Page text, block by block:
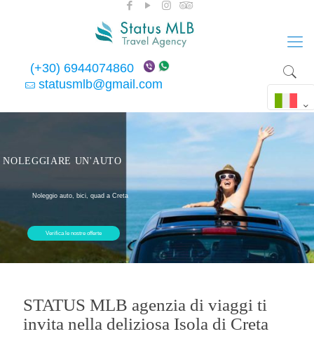
(+30) 6944074860
statusmlb@gmail.com
Verifica le nostre offerte
Noleggio auto, bici, quad a Creta
NOLEGGIARE UN'AUTO
STATUS MLB agenzia di viaggi ti
invita nella deliziosa Isola di Creta